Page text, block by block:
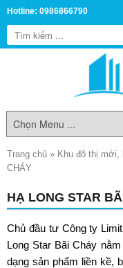
Hotline: 0986866790
Trang chủ » Khu đô thị
CHÁY
HẠ LONG STAR
Chủ đầu tư Công ty
Long Star Bãi Cháy
dạng sản phẩm liền kề,